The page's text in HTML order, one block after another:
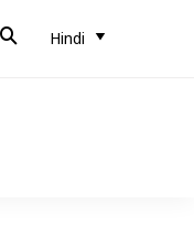
Hindi